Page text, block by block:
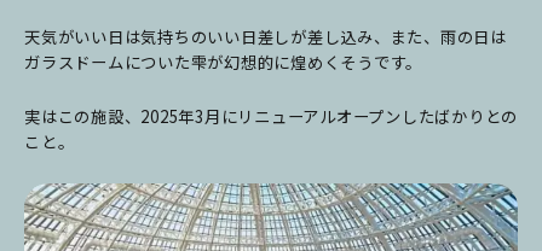
天気がいい日は気持ちのいい日差しが差し込み、また、雨の日は
ガラスドームについた雫が幻想的に煌めくそうです。
実はこの施設、2025年3月にリニューアルオープンしたばかりとの
こと。